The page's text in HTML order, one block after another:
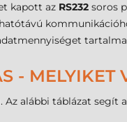
kapott az RS232 soros
- MELYIKET
alábbi táblázat segít